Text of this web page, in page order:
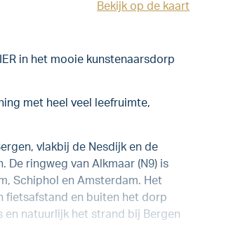
Bekijk op de kaart
in het mooie kunstenaarsdorp
met heel veel leefruimte,
vlakbij de Nesdijk en de
ringweg van Alkmaar (N9) is
Schiphol en Amsterdam. Het
fietsafstand en buiten het dorp
en natuurlijk het strand bij Bergen